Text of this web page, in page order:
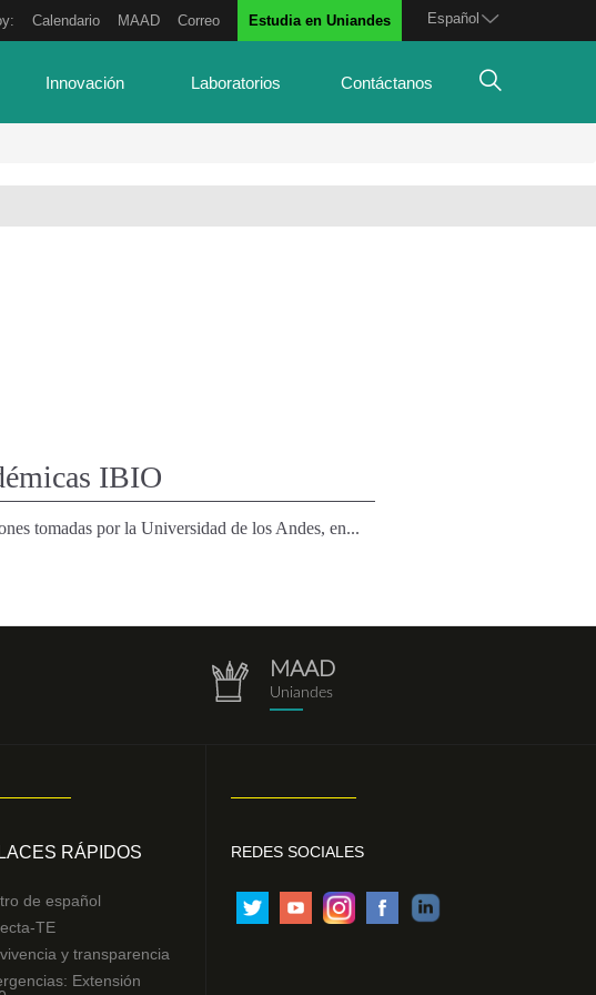
Español
Calendario MAAD Correo Estudia en Uniandes
Innovación Laboratorios Contáctanos
IBIO
tomadas por la Universidad de los Andes, en...
repositorio.png
MAAD
Uniandes
RÁPIDOS
de español
TE
y transparencia
Extensión
REDES SOCIALES